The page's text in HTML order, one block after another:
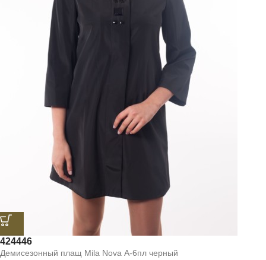
424446
Демисезонный плащ Mila Nova А-6пл черный